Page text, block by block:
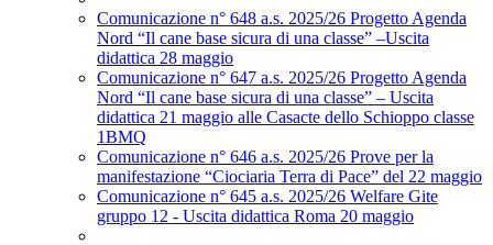
Comunicazione n° 648 a.s. 2025/26 Progetto Agenda
Nord “Il cane base sicura di una classe” –Uscita
didattica 28 maggio
Comunicazione n° 647 a.s. 2025/26 Progetto Agenda
Nord “Il cane base sicura di una classe” – Uscita
didattica 21 maggio alle Casacte dello Schioppo classe
1BMQ
Comunicazione n° 646 a.s. 2025/26 Prove per la
manifestazione “Ciociaria Terra di Pace” del 22 maggio
Comunicazione n° 645 a.s. 2025/26 Welfare Gite
gruppo 12 - Uscita didattica Roma 20 maggio